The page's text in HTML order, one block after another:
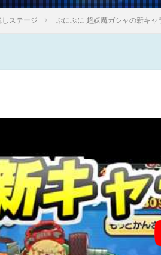
しステージ ぷにぷに 超妖魔ガシャの新キ